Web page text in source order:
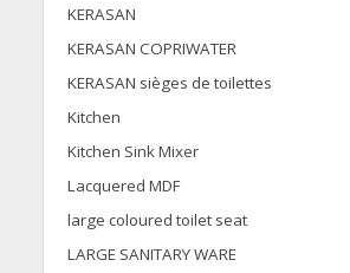
KERASAN
KERASAN COPRIWATER
KERASAN sièges de toilettes
Kitchen
Kitchen Sink Mixer
Lacquered MDF
large coloured toilet seat
LARGE SANITARY WARE